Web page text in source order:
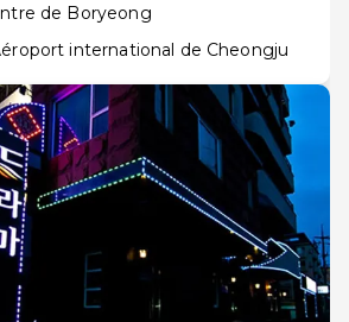
de Boryeong
international de Cheongju